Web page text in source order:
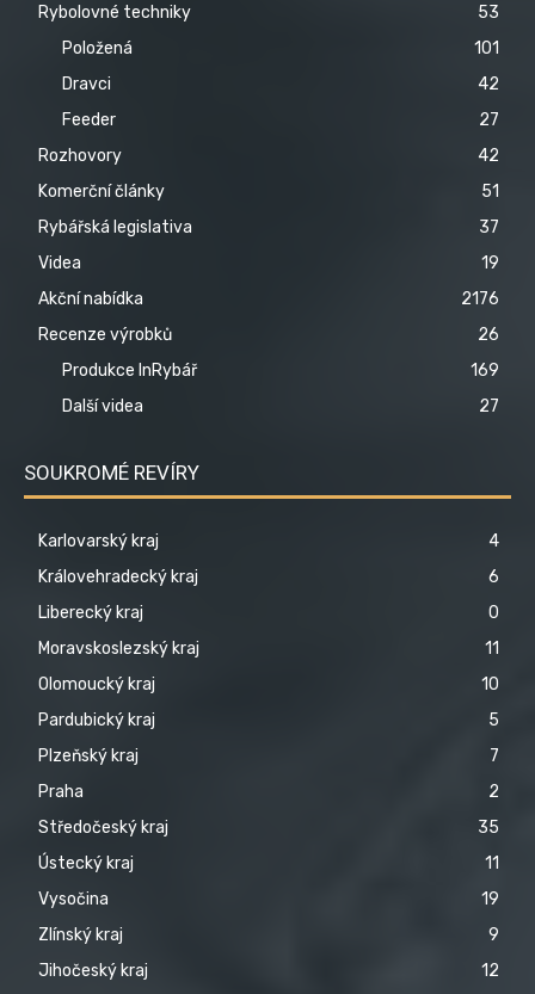
Rybolovné techniky
53
Položená
101
Dravci
42
Feeder
27
Rozhovory
42
Komerční články
51
Rybářská legislativa
37
Videa
19
Akční nabídka
2176
Recenze výrobků
26
Produkce InRybář
169
Další videa
27
SOUKROMÉ REVÍRY
Karlovarský kraj
4
Královehradecký kraj
6
Liberecký kraj
0
Moravskoslezský kraj
11
Olomoucký kraj
10
Pardubický kraj
5
Plzeňský kraj
7
Praha
2
Středočeský kraj
35
Ústecký kraj
11
Vysočina
19
Zlínský kraj
9
Jihočeský kraj
12